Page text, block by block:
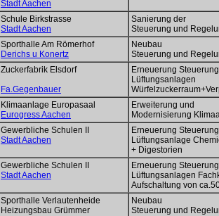
Stadt Aachen
Schule Birkstrasse
Stadt Aachen
Sanierung der
Steuerung und
Sporthalle Am Römerhof
Derichs u Konertz
Neubau
Steuerung und
Zuckerfabrik Elsdorf
Fa.Gegenbauer
Erneuerung
Lüftungsanlagen
Klimaanlage Europasaal
Eurogress Aachen
Erweiterung und
Modernisierung
Gewerbliche Schulen II
Stadt Aachen
Erneuerung
Lüftungsanlage
+ Digestorien
Gewerbliche Schulen II
Stadt Aachen
Erneuerung
Lüftungsanlagen
Aufschaltung von
Sporthalle Verlautenheide
Heizungsbau Grümmer
Neubau
Steuerung und